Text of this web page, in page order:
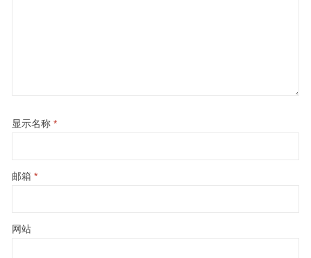
显示名称 *
邮箱 *
网站